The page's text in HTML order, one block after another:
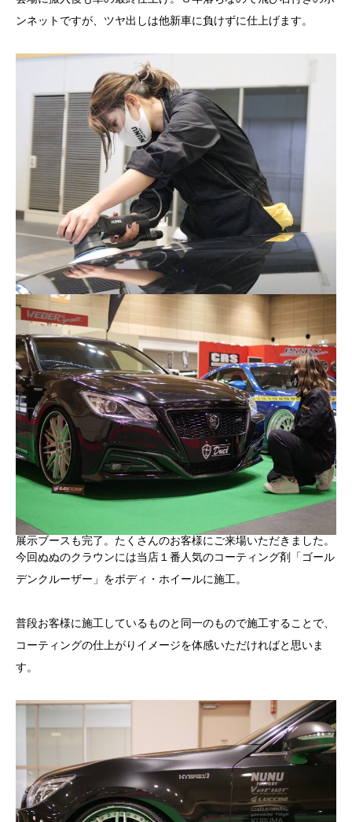
ンネットですが、ツヤ出しは他新車に負けずに仕上げます。
展示ブースも完了。たくさんのお客様にご来場いただきました。
今回ぬぬのクラウンには当店１番人気のコーティング剤「ゴール
デンクルーザー」をボディ・ホイールに施工。
普段お客様に施工しているものと同一のもので施工することで、
コーティングの仕上がりイメージを体感いただければと思いま
す。